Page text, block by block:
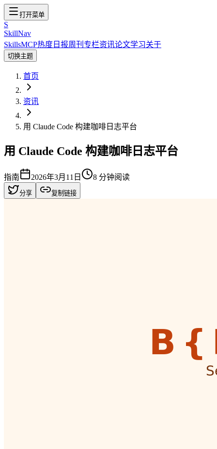
打开菜单
S
SkillNav
SkillsMCP热度 日报周刊 专栏资讯论文学习关于
切换主题
首页
资讯
用 Claude Code 构建咖啡日志平台
用 Claude Code 构建咖啡日志平台
指南 2026年3月11日 8 分钟阅读
分享 复制链接